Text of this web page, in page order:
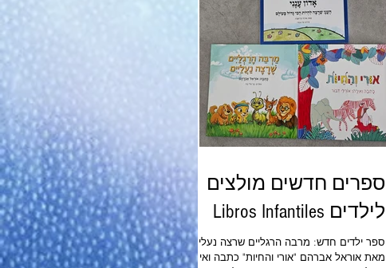
ספרים חדשים מולצים
לילדים Libros Infantiles
ספר ילדים חדש: מרבה הרגליים שרצה נעליים
מאת אוראל אברהם "אורי והחיות" כתבה ואיירה